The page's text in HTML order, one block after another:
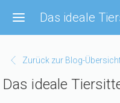
zum
Inhalt
Das ideale
Zurück zur Blog-
Das ideale